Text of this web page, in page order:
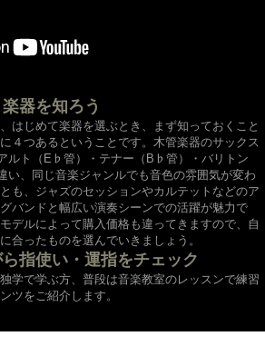
器を知ろう
はじめて楽器を選ぶとき、まず知っておくこと
４つあるということです。木管楽器のサックス
ルト（E♭管）・テナー（B♭管）・バリトン
い、同じ音楽ジャンルでも音色の雰囲気が変わ
も、ジャズのセッションやカルテットなどのア
バンドと幅広い演奏シーンでの活躍が魅力で
デルによって購入価格も違ってきますので、自
合ったものを選んでいきましょう。
指使い・運指をチェック
学で学ぶ方、普段は音楽教室のレッスンで練習
ツをご紹介します。